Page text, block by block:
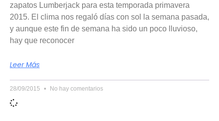
zapatos Lumberjack para esta temporada primavera
2015. El clima nos regaló días con sol la semana pasada,
y aunque este fin de semana ha sido un poco lluvioso,
hay que reconocer
Leer Más
28/09/2015 No hay comentarios